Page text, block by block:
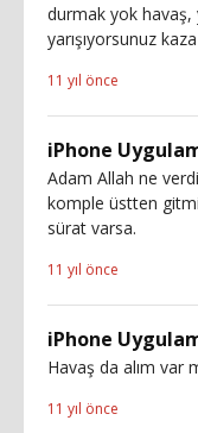
durmak yok
yarışıyorsunuz
11 yıl önce
iPhone
Adam Allah ne
komple üstten
sürat varsa.
11 yıl önce
iPhone
Havaş da alım var
11 yıl önce